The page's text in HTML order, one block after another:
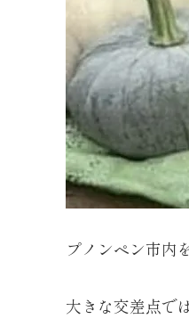
プノンペン市内
大きな交差点で